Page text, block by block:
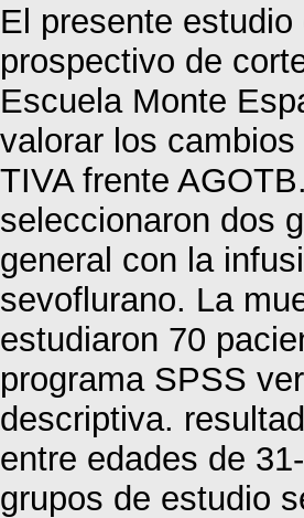
El presente
prospectivo de
Escuela Monte
valorar los
TIVA frente
seleccionaron dos
general con la
sevoflurano. La
estudiaron 70
programa SPSS
descriptiva.
entre edades de
grupos de estudio